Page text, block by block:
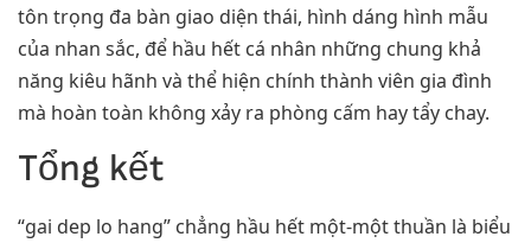
tôn trọng đa bàn giao diện thái, hình dáng hình mẫu
của nhan sắc, để hầu hết cá nhân những chung khả
năng kiêu hãnh và thể hiện chính thành viên gia đình
mà hoàn toàn không xảy ra phòng cấm hay tẩy chay.
Tổng kết
“gai dep lo hang” chẳng hầu hết một-một thuần là biểu